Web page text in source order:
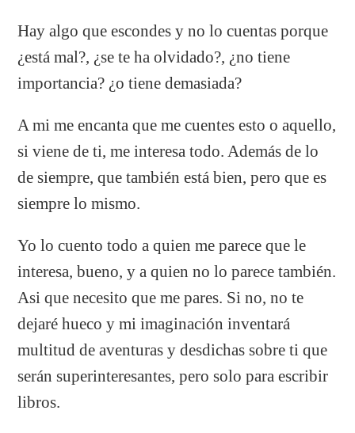
Hay algo que escondes y no lo cuentas porque
¿está mal?, ¿se te ha olvidado?, ¿no tiene
importancia? ¿o tiene demasiada?
A mi me encanta que me cuentes esto o aquello,
si viene de ti, me interesa todo. Además de lo
de siempre, que también está bien, pero que es
siempre lo mismo.
Yo lo cuento todo a quien me parece que le
interesa, bueno, y a quien no lo parece también.
Asi que necesito que me pares. Si no, no te
dejaré hueco y mi imaginación inventará
multitud de aventuras y desdichas sobre ti que
serán superinteresantes, pero solo para escribir
libros.